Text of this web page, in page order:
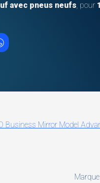
avec pneus neufs, pour
Marque